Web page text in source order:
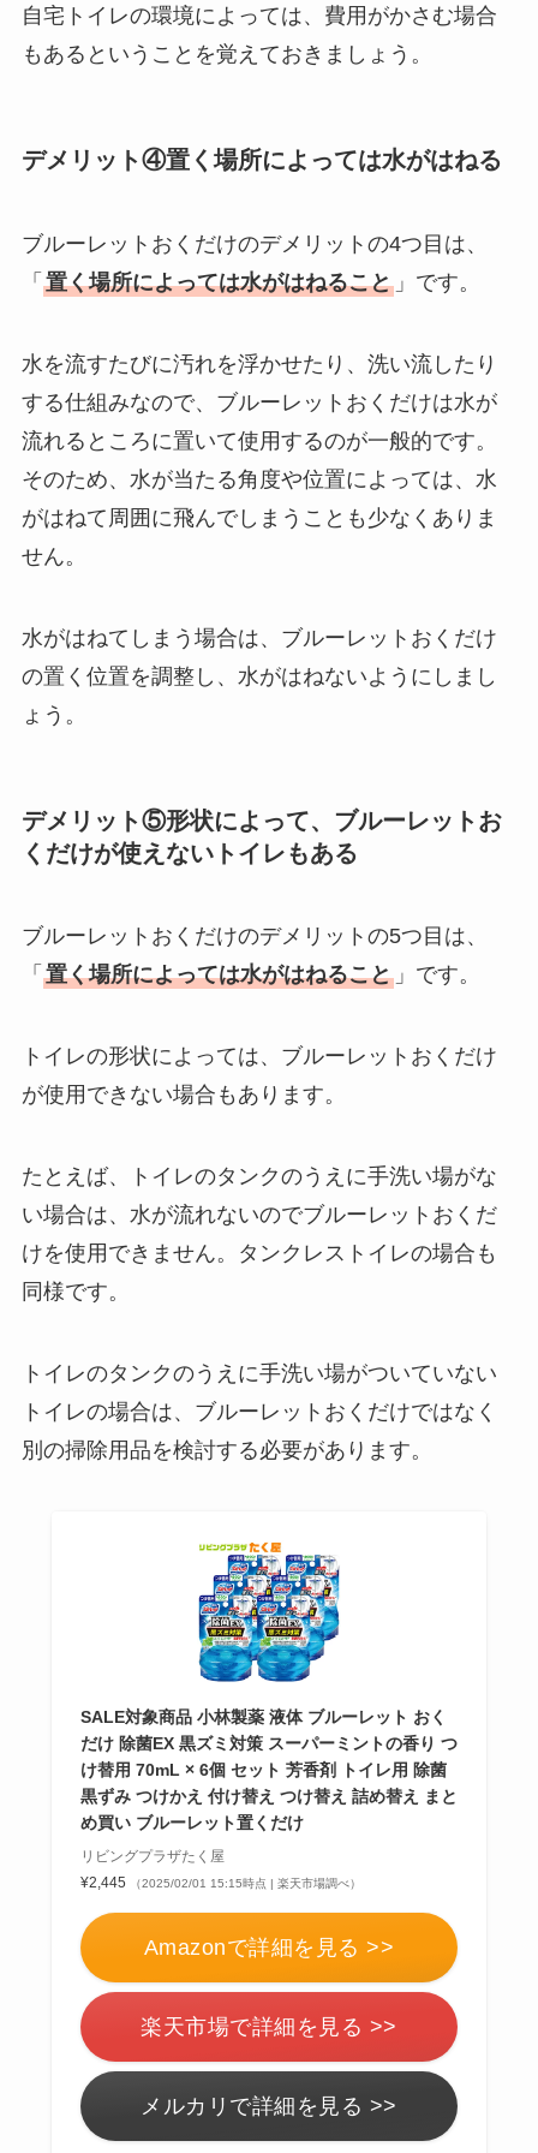
自宅トイレの環境によっては、費用がかさむ場合
もあるということを覚えておきましょう。
デメリット④置く場所によっては水がはねる
ブルーレットおくだけのデメリットの4つ目は、
「 置く場所によっては水がはねること」です。
水を流すたびに汚れを浮かせたり、洗い流したり
する仕組みなので、ブルーレットおくだけは水が
流れるところに置いて使用するのが一般的です。
そのため、水が当たる角度や位置によっては、水
がはねて周囲に飛んでしまうことも少なくありま
せん。
水がはねてしまう場合は、ブルーレットおくだけ
の置く位置を調整し、水がはねないようにしまし
ょう。
デメリット⑤形状によって、ブルーレットお
くだけが使えないトイレもある
ブルーレットおくだけのデメリットの5つ目は、
「 置く場所によっては水がはねること」です。
トイレの形状によっては、ブルーレットおくだけ
が使用できない場合もあります。
たとえば、トイレのタンクのうえに手洗い場がな
い場合は、水が流れないのでブルーレットおくだ
けを使用できません。タンクレストイレの場合も
同様です。
トイレのタンクのうえに手洗い場がついていない
トイレの場合は、ブルーレットおくだけではなく
別の掃除用品を検討する必要があります。
SALE対象商品 小林製薬 液体 ブルーレット おく
だけ 除菌EX 黒ズミ対策 スーパーミントの香り つ
け替用 70mL × 6個 セット 芳香剤 トイレ用 除菌
黒ずみ つけかえ 付け替え つけ替え 詰め替え まと
め買い ブルーレット置くだけ
リビングプラザたく屋
¥2,445
（2025/02/01 15:15時点 | 楽天市場調べ）
Amazonで詳細を見る >>
楽天市場で詳細を見る >>
メルカリで詳細を見る >>